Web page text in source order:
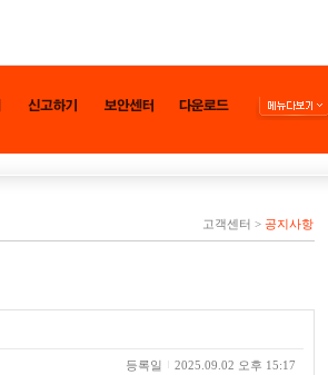
고객센터 > 공지사항
등록일 2025.09.02 오후 15:17